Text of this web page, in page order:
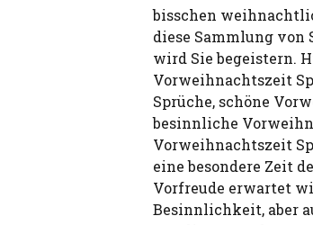
bisschen
diese Sammlung
wird Sie begeistern.
Vorweihnachtszeit
Sprüche, schöne
besinnliche
Vorweihnachtszeit
eine besondere Zeit
Vorfreude erwartet
Besinnlichkeit, aber